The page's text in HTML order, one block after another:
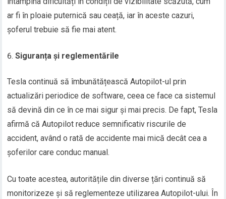
ar fi în ploaie puternică sau ceață, iar în aceste cazuri,
șoferul trebuie să fie mai atent.
Siguranța și reglementările
Tesla continuă să îmbunătățească Autopilot-ul prin
actualizări periodice de software, ceea ce face ca sistemul
să devină din ce în ce mai sigur și mai precis. De fapt, Tesla
afirmă că Autopilot reduce semnificativ riscurile de
accident, având o rată de accidente mai mică decât cea a
șoferilor care conduc manual.
Cu toate acestea, autoritățile din diverse țări continuă să
monitorizeze și să reglementeze utilizarea Autopilot-ului. În